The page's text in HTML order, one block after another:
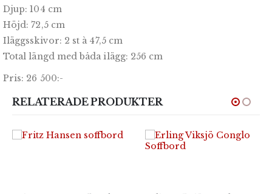
Djup: 104 cm
Höjd: 72,5 cm
Iläggsskivor: 2 st à 47,5 cm
Total längd med båda ilägg: 256 cm
Pris: 26 500:-
RELATERADE PRODUKTER